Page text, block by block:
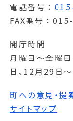
電話番号
FAX番号
開庁時間
月曜日～金曜日
日、12月29日～
町への意見・提
サイトマップ